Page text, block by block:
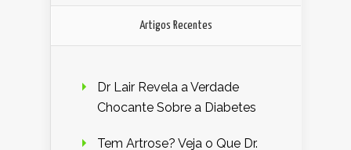
Artigos Recentes
Dr Lair Revela a Verdade
Chocante Sobre a Diabetes
Tem Artrose? Veja o Que Dr.